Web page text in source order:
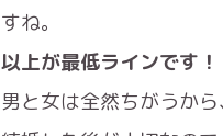
すね。
以上が最低ラインです！
男と女は全然ちがうか